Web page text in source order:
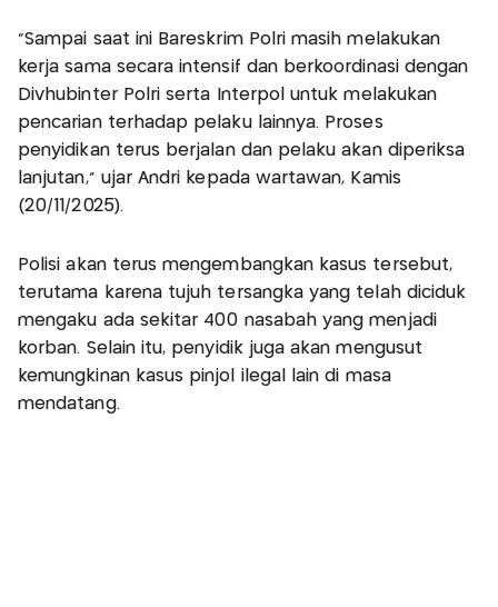
“Sampai saat ini Bareskrim Polri masih melakukan
kerja sama secara intensif dan berkoordinasi dengan
Divhubinter Polri serta Interpol untuk melakukan
pencarian terhadap pelaku lainnya. Proses
penyidikan terus berjalan dan pelaku akan diperiksa
lanjutan,” ujar Andri kepada wartawan, Kamis
(20/11/2025).
Polisi akan terus mengembangkan kasus tersebut,
terutama karena tujuh tersangka yang telah diciduk
mengaku ada sekitar 400 nasabah yang menjadi
korban. Selain itu, penyidik juga akan mengusut
kemungkinan kasus pinjol ilegal lain di masa
mendatang.